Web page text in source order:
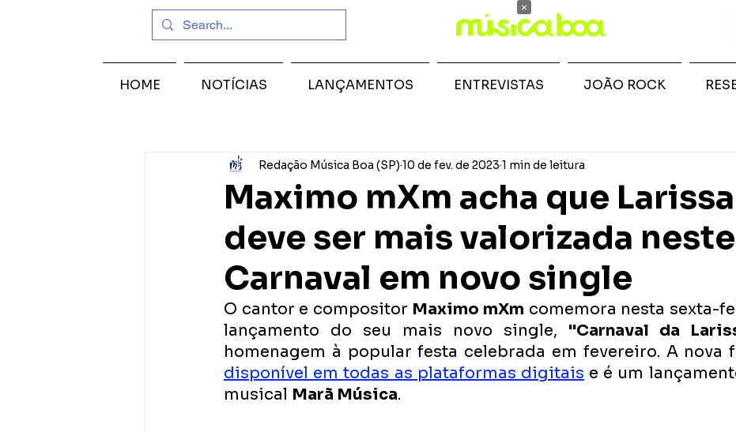
Maximo mXm acha que Larissa
deve ser mais valorizada neste
Carnaval em novo single
Redação Música Boa (SP) 10 de fev. de 2023 1 min de leitura
O cantor e compositor Maximo mXm comemora nesta sexta-
lançamento do seu mais novo single, "Carnaval da
homenagem à popular festa celebrada em fevereiro. A nova
disponível em todas as plataformas digitais e é um
musical Marã Música.
HOME NOTÍCIAS LANÇAMENTOS ENTREVISTAS JOÃO ROCK
×